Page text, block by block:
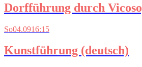
Dorfführung durch
So04.0916:15
Kunstführung (deutsch)